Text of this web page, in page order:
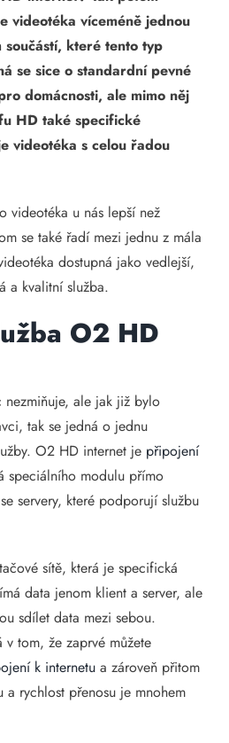
videotéka víceméně jednou
součástí, které tento typ
se sice o standardní pevné
domácnosti, ale mimo něj
HD také specifické
videotéka s celou řadou
videotéka u nás lepší než
se také řadí mezi jednu z mála
dostupná jako vedlejší,
a kvalitní služba.
O2 HD
ale jak již bylo
tak se jedná o jednu
O2 HD internet je připojení
speciálního modulu přímo
servery, které podporují službu
sítě, která je specifická
data jenom klient a server, ale
sdílet data mezi sebou.
tom, že zaprvé můžete
k internetu a zároveň přitom
a rychlost přenosu je mnohem